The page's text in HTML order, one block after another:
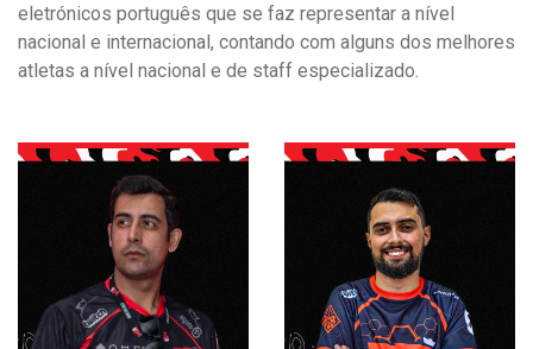
eletrónicos português que se faz representar a nível
nacional e internacional, contando com alguns dos melhores
atletas a nível nacional e de staff especializado.